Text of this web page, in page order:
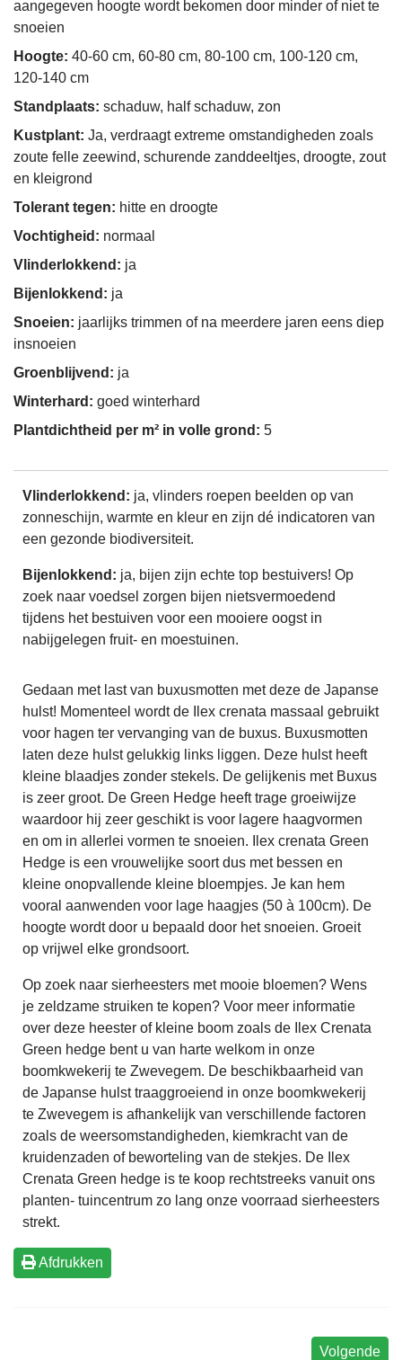
aangegeven hoogte wordt bekomen door minder of niet te
snoeien
Hoogte: 40-60 cm, 60-80 cm, 80-100 cm, 100-120 cm,
120-140 cm
Standplaats: schaduw, half schaduw, zon
Kustplant: Ja, verdraagt extreme omstandigheden zoals
zoute felle zeewind, schurende zanddeeltjes, droogte, zout
en kleigrond
Tolerant tegen: hitte en droogte
Vochtigheid: normaal
Vlinderlokkend: ja
Bijenlokkend: ja
Snoeien: jaarlijks trimmen of na meerdere jaren eens diep
insnoeien
Groenblijvend: ja
Winterhard: goed winterhard
Plantdichtheid per m² in volle grond: 5
Vlinderlokkend: ja, vlinders roepen beelden op van
zonneschijn, warmte en kleur en zijn dé indicatoren van
een gezonde biodiversiteit.
Bijenlokkend: ja, bijen zijn echte top bestuivers! Op
zoek naar voedsel zorgen bijen nietsvermoedend
tijdens het bestuiven voor een mooiere oogst in
nabijgelegen fruit- en moestuinen.
Gedaan met last van buxusmotten met deze de Japanse
hulst! Momenteel wordt de Ilex crenata massaal gebruikt
voor hagen ter vervanging van de buxus. Buxusmotten
laten deze hulst gelukkig links liggen. Deze hulst heeft
kleine blaadjes zonder stekels. De gelijkenis met Buxus
is zeer groot. De Green Hedge heeft trage groeiwijze
waardoor hij zeer geschikt is voor lagere haagvormen
en om in allerlei vormen te snoeien.
lex crenata Green
Hedge is een vrouwelijke soort dus met bessen en
kleine onopvallende kleine bloempjes. Je kan hem
vooral aanwenden voor lage haagjes (50 à 100cm). De
hoogte wordt door u bepaald door het snoeien. Groeit
op vrijwel elke grondsoort.
Op zoek naar sierheesters met mooie bloemen? Wens
je zeldzame struiken te kopen? Voor meer informatie
over deze heester of kleine boom zoals de Ilex Crenata
Green hedge bent u van harte welkom in onze
boomkwekerij te Zwevegem. De beschikbaarheid van
de Japanse hulst traaggroeiend in onze boomkwekerij
te Zwevegem is afhankelijk van verschillende factoren
zoals de weersomstandigheden, kiemkracht van de
kruidenzaden of beworteling van de stekjes. De Ilex
Crenata Green hedge is te koop rechtstreeks vanuit ons
planten- tuincentrum zo lang onze voorraad sierheesters
strekt.
Afdrukken
Volgende